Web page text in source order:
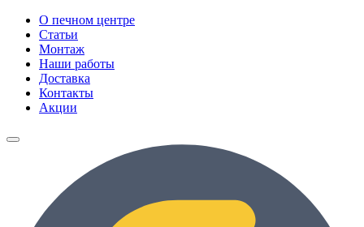
О печном центре
Статьи
Монтаж
Наши работы
Доставка
Контакты
Акции